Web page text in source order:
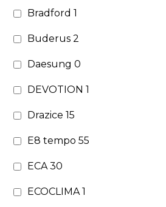
Bradford1
Buderus2
Daesung0
DEVOTION1
Drazice15
E8 tempo55
ECA30
ECOCLIMA1